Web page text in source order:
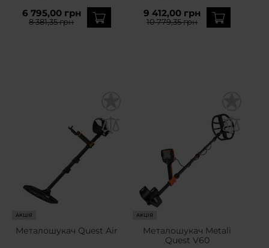
6 795,00 грн
8 381,35 грн
9 412,00 грн
10 779,35 грн
АКЦІЯ
Металошукач Quest Air
АКЦІЯ
Металошукач Metali
Quest V60